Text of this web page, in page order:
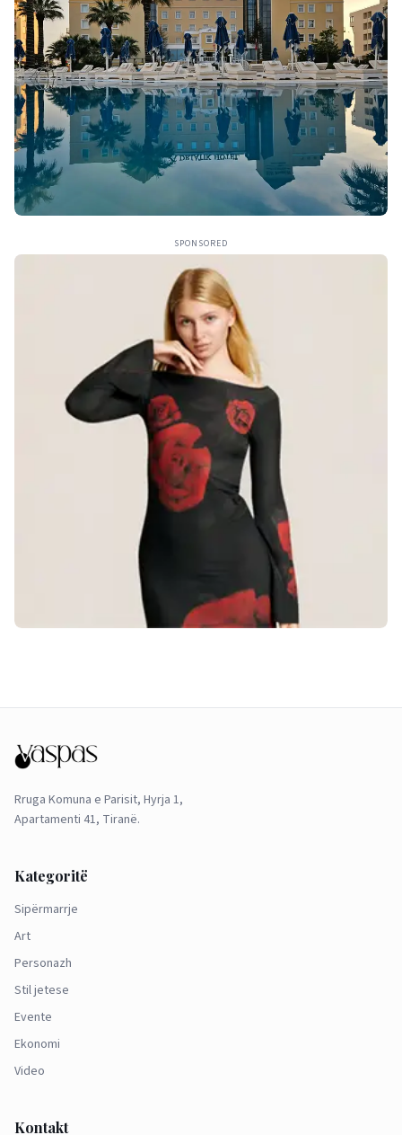
SPONSORED
Rruga Komuna e Parisit, Hyrja 1,
Apartamenti 41, Tiranë.
Kategoritë
Sipërmarrje
Art
Personazh
Stil jetese
Evente
Ekonomi
Video
Kontakt